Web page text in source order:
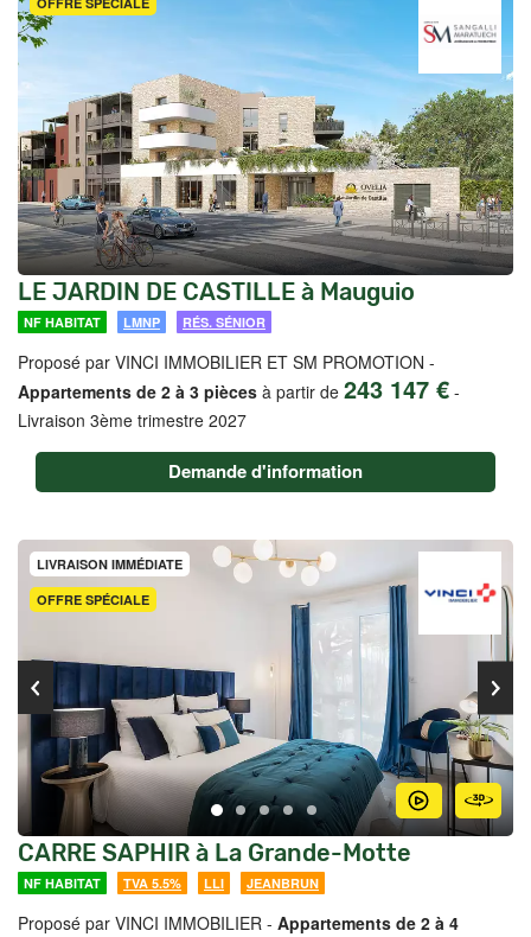
LE JARDIN DE CASTILLE à Mauguio
NF HABITAT LMNP RÉS. SÉNIOR
Proposé par VINCI IMMOBILIER ET SM PROMOTION -
Appartements de 2 à 3 pièces à partir de 243 147 € -
Livraison 3ème trimestre 2027
Demande d'information
OFFRE SPÉCIALE
LIVRAISON IMMÉDIATE
CARRE SAPHIR à La Grande-Motte
NF HABITAT TVA 5.5% LLI JEANBRUN
Proposé par VINCI IMMOBILIER - Appartements de 2 à 4